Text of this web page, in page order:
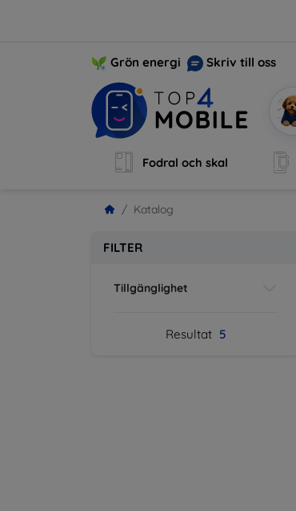
Grön energi Skriv till oss
Fodral och skal
Katalog
FILTER
Tillgänglighet
Resultat 5